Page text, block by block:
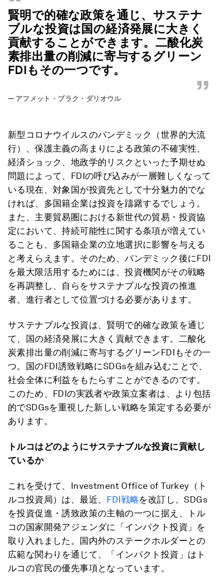
賢明で的確な政策を通じ、サステナ
ブルな投資は国の経済発展に大きく
貢献することができます。二酸化炭
素排出量の削減に寄与するグリーン
FDIもその一つです。
”
— アフメット・ブラク・ダリオウル
新型コロナウイルスのパンデミック（世界的大流
行）、保護主義の高まりによる政策の不確実性、
経済ショック、地政学的リスクといった予期せぬ
問題によって、FDIの呼び込みが一層難しくなって
いる現在、対象国が投資先として十分魅力的でな
ければ、多国籍企業は投資を躊躇するでしょう。
また、主要貿易圏における新世代の貿易・投資協
定において、持続可能性に関する条項が増えてい
ることも、多国籍企業の立地選択に影響を与える
と考えらえます。そのため、パンデミック後にFDI
を最大限活用するためには、投資機関がその戦略
を再調整し、自らをサステナブルな投資の推進
者、進行者として位置づける必要があります。
サステナブルな投資は、賢明で的確な政策を通じ
て、国の経済発展に大きく貢献できます。二酸化
炭素排出量の削減に寄与するグリーンFDIもその一
つ。国のFDI誘致戦略にSDGsを組み込むことで、
社会全体に利益をもたらすことができるのです。
このため、FDIの実践者や政策立案者は、より包括
的でSDGsを重視した新しい戦略を策定する必要が
あります。
トルコはどのようにサステナブルな投資に貢献し
ているか
これを受けて、Investment Office of Turkey（ト
ルコ投資局）は、最近、 FDI戦略を改訂し、SDGs
を投資促進・誘致政策の主軸の一つに据え、トル
コの国家開発アジェンダに「インパクト投資」を
取り入れました。国内外のステークホルダーとの
広範な関わりを通じて、「インパクト投資」はト
ルコの官民の優先事項となっています。